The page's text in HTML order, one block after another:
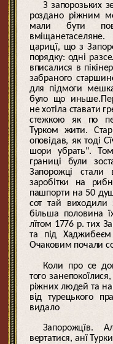
З запорозьких
роздано ріжним
мали бути
царицї, що з
порядку: одні
вписалися в
забраного
для підмоги
було що
не хотіла ставати
стежкою як по
Турком жити.
оповідав, як тоді
шори убрать".
границі були
Запорожці стали
заробітки на
пашпорти на 50
сот тай виходили
більша половина
лїтом 1776 р. тих
та під
Очаковим почали
Коли про се
того
ріжних людей та
від турецького
видало
Запорожцїв.
вертатися, анї